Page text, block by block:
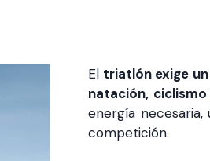
El triatlón exige
natación,
energía
competición.